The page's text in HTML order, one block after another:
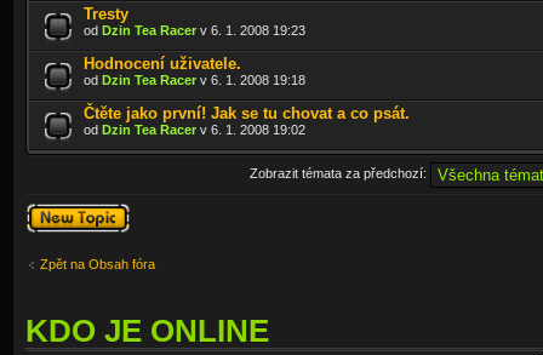
Tresty
od Dzin Tea Racer v 6. 1. 2008 19:23
Hodnocení uživatele.
od Dzin Tea Racer v 6. 1. 2008 19:18
Čtěte jako první! Jak se tu chovat a co psát.
od Dzin Tea Racer v 6. 1. 2008 19:02
Zobrazit témata za předchozí:
Odeslat nové
téma
Zpět na Obsah fóra
KDO JE ONLINE